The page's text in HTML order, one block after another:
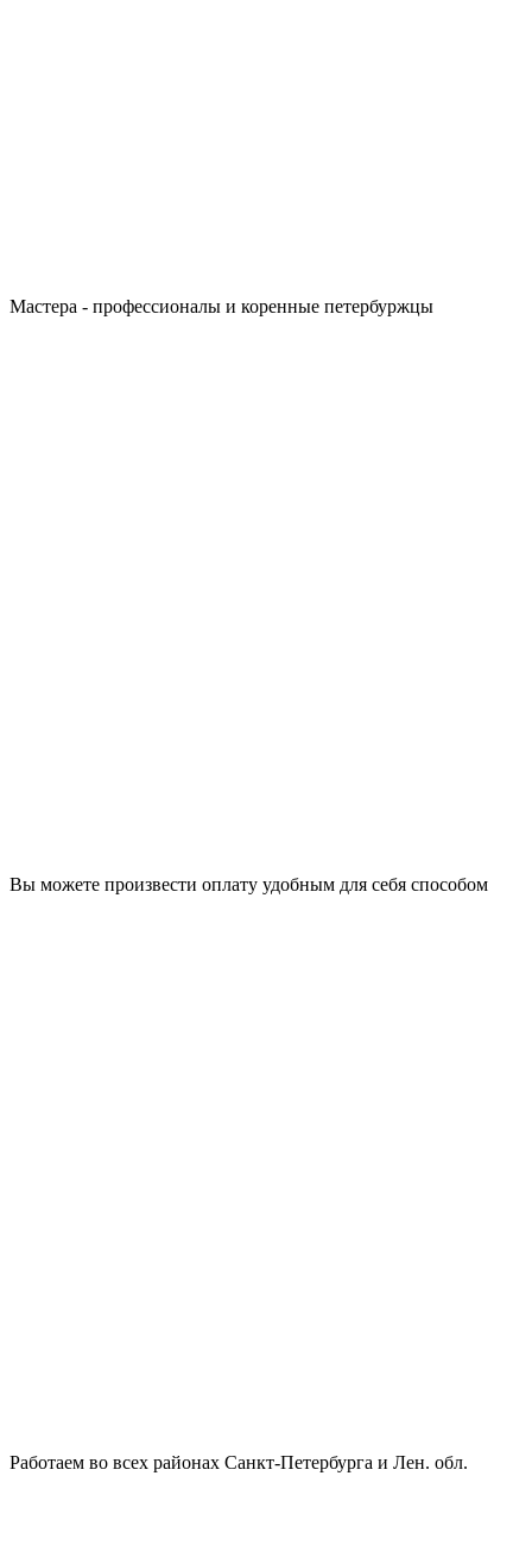
Мастера - профессионалы и коренные петербуржцы
Вы можете произвести оплату удобным для себя способом
Работаем во всех районах Санкт-Петербурга и Лен. обл.